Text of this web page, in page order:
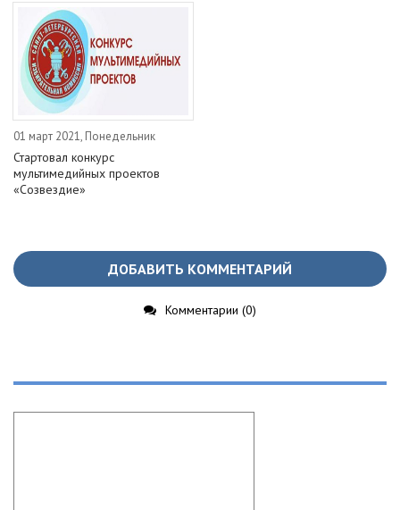
01 март 2021, Понедельник
Стартовал конкурс
мультимедийных проектов
«Созвездие»
ДОБАВИТЬ КОММЕНТАРИЙ
Комментарии (0)